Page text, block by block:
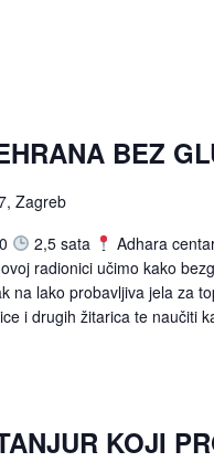
BEZ
Zagreb
2,5 sata
Adhara
radionici učimo kako
na lako probavljiva jela za
i drugih žitarica te naučiti
KOJI